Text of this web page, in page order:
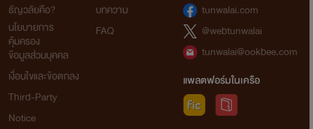
ธัญวลัยคือ?
นโยบายการ
คุ้มครอง
ข้อมูลส่วนบุคคล
เงื่อนไขและข้อตกลง
Third-Party
Notice
บทความ
FAQ
tunwalai.com
@webtunwalai
tunwalai@ookbee.com
แพลตฟอร์มในเครือ